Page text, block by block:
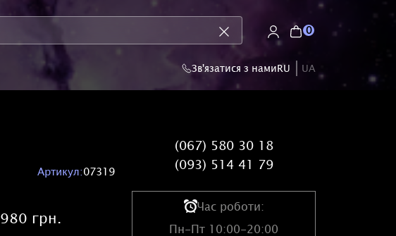
0
Зв'язатися з намиRU UA
Артикул:07319
980 грн.
(067) 580 30 18
(093) 514 41 79
Час роботи:
Пн-Пт 10:00-20:00